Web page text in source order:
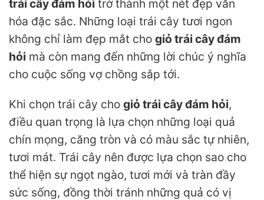
trái cây đám hỏi trở thành một nét đẹp văn
hóa đặc sắc. Những loại trái cây tươi ngon
không chỉ làm đẹp mắt cho giỏ trái cây đám
hỏi mà còn mang đến những lời chúc ý nghĩa
cho cuộc sống vợ chồng sắp tới.
Khi chọn trái cây cho giỏ trái cây đám hỏi,
điều quan trọng là lựa chọn những loại quả
chín mọng, căng tròn và có màu sắc tự nhiên,
tươi mát. Trái cây nên được lựa chọn sao cho
thể hiện sự ngọt ngào, tươi mới và tràn đầy
sức sống, đồng thời tránh những quả có vị